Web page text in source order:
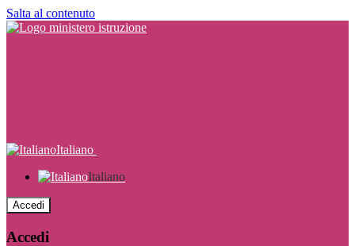
Salta al contenuto
Italiano
Italiano
Accedi
Accedi